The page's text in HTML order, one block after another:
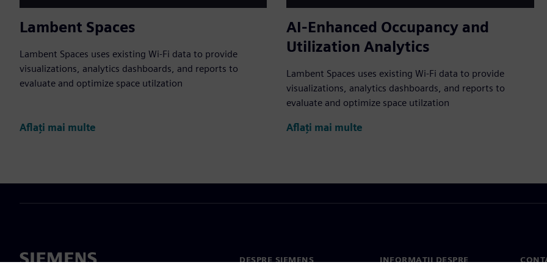
Lambent Spaces
Lambent Spaces uses existing Wi-Fi data to provide
visualizations, analytics dashboards, and reports to
evaluate and optimize space utilzation
Aflați mai multe
AI-Enhanced Occupancy and
Utilization Analytics
Lambent Spaces uses existing Wi-Fi data to provide
visualizations, analytics dashboards, and reports to
evaluate and optimize space utilzation
Aflați mai multe
DESPRE SIEMENS
INFORMAȚII DESPRE